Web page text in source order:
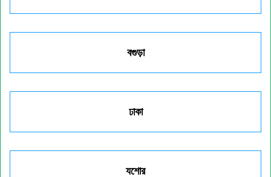
বগুড়া
ঢাকা
যশোর